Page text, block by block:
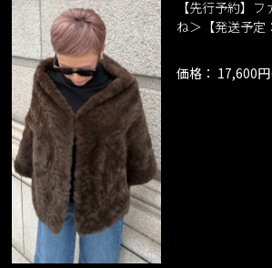
【先行予約】
ね＞【発送予定
価格： 17,600